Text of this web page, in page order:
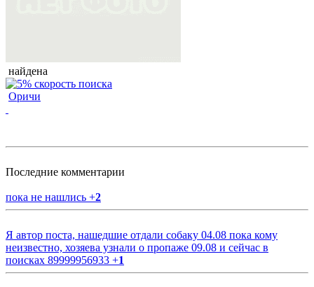
найдена
Оричи
Последние комментарии
пока не нашлись +2
Я автор поста, нашедшие отдали собаку 04.08 пока кому
неизвестно, хозяева узнали о пропаже 09.08 и сейчас в
поисках 89999956933 +1